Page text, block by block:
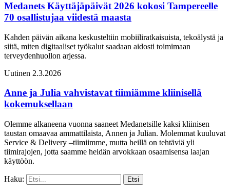
Medanets Käyttäjäpäivät 2026 kokosi Tampereelle
70 osallistujaa viidestä maasta
Kahden päivän aikana keskusteltiin mobiiliratkaisuista, tekoälystä ja
siitä, miten digitaaliset työkalut saadaan aidosti toimimaan
terveydenhuollon arjessa.
Uutinen 2.3.2026
Anne ja Julia vahvistavat tiimiämme kliinisellä
kokemuksellaan
Olemme alkaneena vuonna saaneet Medanetsille kaksi kliinisen
taustan omaavaa ammattilaista, Annen ja Julian. Molemmat kuuluvat
Service & Delivery –tiimiimme, mutta heillä on tehtäviä yli
tiimirajojen, jotta saamme heidän arvokkaan osaamisensa laajan
käyttöön.
Haku: